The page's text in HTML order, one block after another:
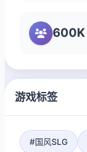
600K
游戏标签
#国风SLG